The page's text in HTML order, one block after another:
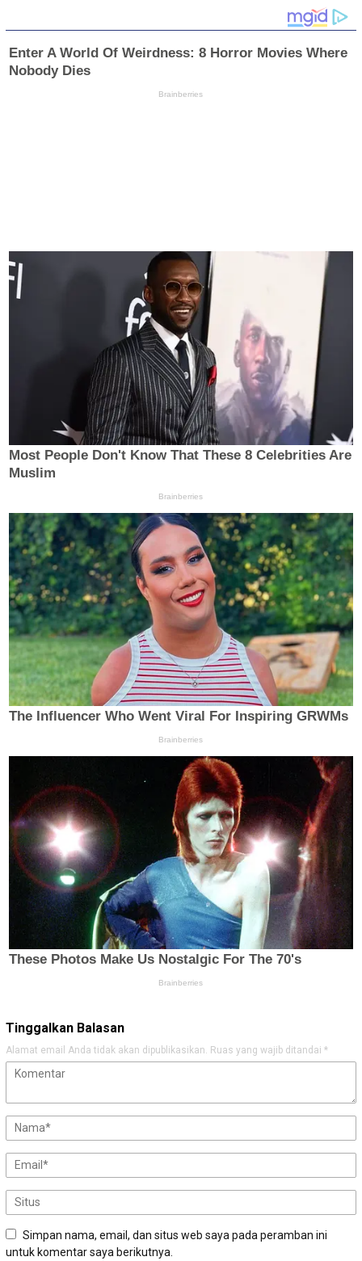
Tinggalkan Balasan
Alamat email Anda tidak akan dipublikasikan. Ruas yang wajib ditandai *
Simpan nama, email, dan situs web saya pada peramban ini
untuk komentar saya berikutnya.